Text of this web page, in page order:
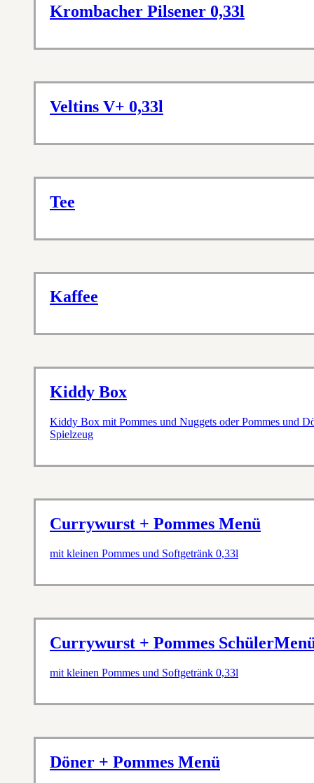
Krombacher Pilsener 0,33l
Veltins V+ 0,33l
Tee
Kaffee
Kiddy Box
Kiddy Box mit Pommes und Nuggets oder Pommes und
Spielzeug
Currywurst + Pommes Menü
mit kleinen Pommes und Softgetränk 0,33l
Currywurst + Pommes
mit kleinen Pommes und Softgetränk 0,33l
Döner + Pommes Menü